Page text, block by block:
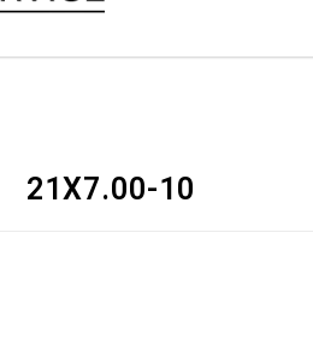
21X7.00-10